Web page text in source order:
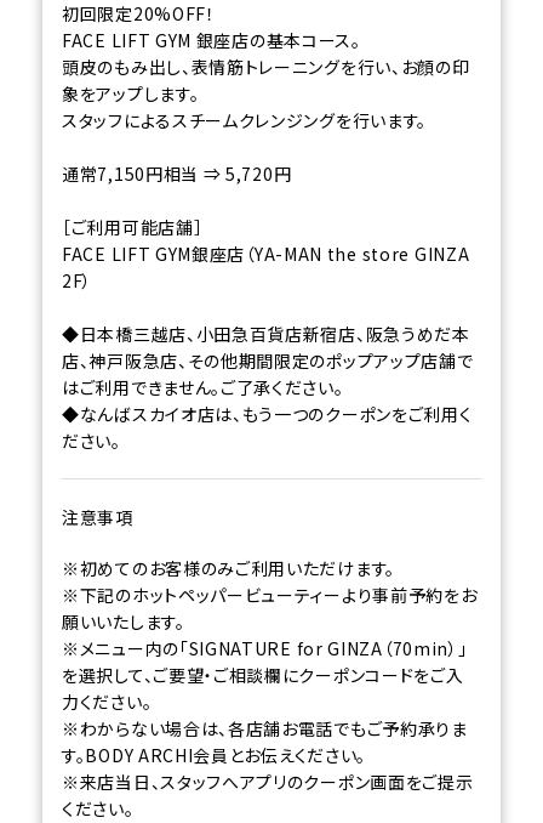
初回限定20%OFF！
FACE LIFT GYM 銀座店の基本コース。
頭皮のもみ出し、表情筋トレーニングを行い、お顔の印
象をアップします。
スタッフによるスチームクレンジングを行います。
通常7,150円相当 ⇒ 5,720円
［ご利用可能店舗］
FACE LIFT GYM銀座店（YA-MAN the store GINZA
2F）
◆日本橋三越店、小田急百貨店新宿店、阪急うめだ本
店、神戸阪急店、その他期間限定のポップアップ店舗で
はご利用できません。ご了承ください。
◆なんばスカイオ店は、もう一つのクーポンをご利用く
ださい。
注意事項
※初めてのお客様のみご利用いただけます。
※下記のホットペッパービューティーより事前予約をお
願いいたします。
※メニュー内の「SIGNATURE for GINZA（70min）」
を選択して、ご要望・ご相談欄にクーポンコードをご入
力ください。
※わからない場合は、各店舗お電話でもご予約承りま
す。BODY ARCHI会員とお伝えください。
※来店当日、スタッフへアプリのクーポン画面をご提示
ください。